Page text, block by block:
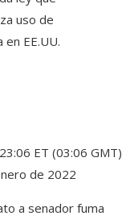
ET (03:06 GMT)
de 2022